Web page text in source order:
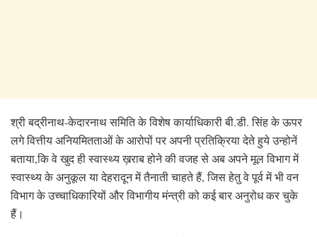
श्री बद्रीनाथ-केदारनाथ समिति के विशेष कार्याधिकारी बी.डी. सिंह के ऊपर
लगे वित्तीय अनियमितताओं के आरोपों पर अपनी प्रतिक्रिया देते हुये उन्होनें
बताया,कि वे खुद ही स्वास्थ्य ख़राब होने की वजह से अब अपने मूल विभाग में
स्वास्थ्य के अनुकूल या देहरादून में तैनाती चाहते हैं, जिस हेतु वे पूर्व में भी वन
विभाग के उच्चाधिकारियों और विभागीय मंन्त्री को कई बार अनुरोध कर चुके
हैं।